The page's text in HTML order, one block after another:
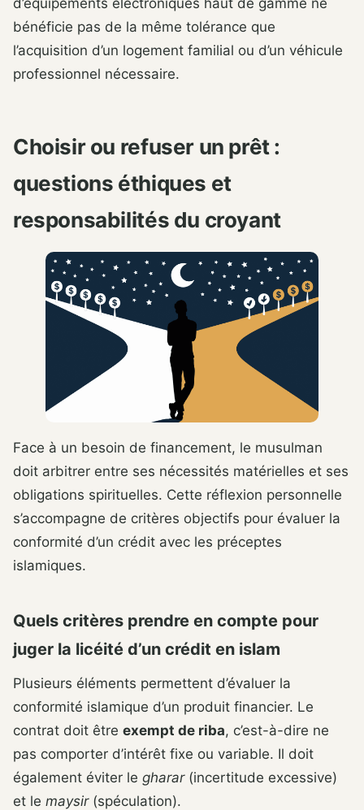
bénéficie pas de la même tolérance que
l’acquisition d’un logement familial ou d’un véhicule
professionnel nécessaire.
Choisir ou refuser un prêt :
questions éthiques et
responsabilités du croyant
Face à un besoin de financement, le musulman
doit arbitrer entre ses nécessités matérielles et ses
obligations spirituelles. Cette réflexion personnelle
s’accompagne de critères objectifs pour évaluer la
conformité d’un crédit avec les préceptes
islamiques.
Quels critères prendre en compte pour
juger la licéité d’un crédit en islam
Plusieurs éléments permettent d’évaluer la
conformité islamique d’un produit financier. Le
contrat doit être exempt de riba, c’est-à-dire ne
pas comporter d’intérêt fixe ou variable. Il doit
également éviter le gharar(incertitude excessive)
et le maysir(spéculation).